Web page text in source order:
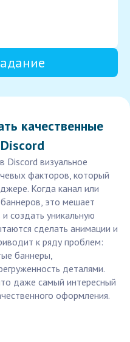
качественные
визуальное
факторов, который
Когда канал или
это мешает
создать уникальную
сделать анимации и
к ряду проблем:
баннеры,
деталями.
даже самый интересный
оформления.